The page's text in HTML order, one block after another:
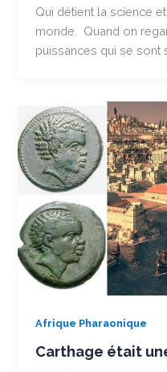
Qui détient la science
monde. Quand on
puissances qui se sont
Afrique Pharaonique
Carthage était